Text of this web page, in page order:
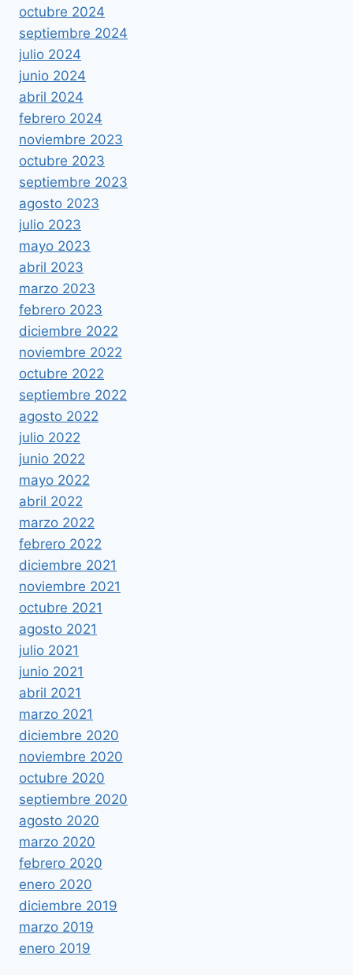
octubre 2024
septiembre 2024
julio 2024
junio 2024
abril 2024
febrero 2024
noviembre 2023
octubre 2023
septiembre 2023
agosto 2023
julio 2023
mayo 2023
abril 2023
marzo 2023
febrero 2023
diciembre 2022
noviembre 2022
octubre 2022
septiembre 2022
agosto 2022
julio 2022
junio 2022
mayo 2022
abril 2022
marzo 2022
febrero 2022
diciembre 2021
noviembre 2021
octubre 2021
agosto 2021
julio 2021
junio 2021
abril 2021
marzo 2021
diciembre 2020
noviembre 2020
octubre 2020
septiembre 2020
agosto 2020
marzo 2020
febrero 2020
enero 2020
diciembre 2019
marzo 2019
enero 2019